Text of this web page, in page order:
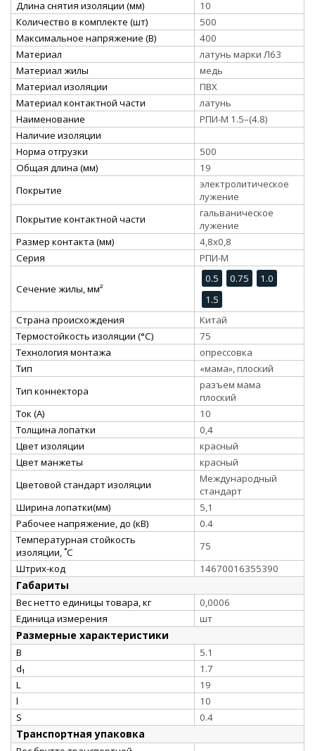
Длина снятия изоляции (мм)
10
Количество в комплекте (шт)
500
Максимальное напряжение (В)
400
Материал
латунь марки Л63
Материал жилы
медь
Материал изоляции
ПВХ
Материал контактной части
латунь
Наименование
РПИ-М 1.5–(4.8)
Наличие изоляции
Норма отгрузки
500
Общая длина (мм)
19
Покрытие
электролитическое
лужение
Покрытие контактной части
гальваническое
лужение
Размер контакта (мм)
4,8x0,8
Серия
РПИ-М
Сечение жилы, мм²
0.5 0.75
1.0
1.5
Страна происхождения
Китай
Термостойкость изоляции (°C)
75
Технология монтажа
опрессовка
Тип
«мама», плоский
Тип коннектора
разъем мама
плоский
Ток (А)
10
Толщина лопатки
0,4
Цвет изоляции
красный
Цвет манжеты
красный
Цветовой стандарт изоляции
Международный
стандарт
Ширина лопатки(мм)
5,1
Рабочее напряжение, до (кВ)
0.4
Температурная стойкость
изоляции, ˚С
75
Штрих-код
14670016355390
Габариты
Вес нетто единицы товара, кг
0,0006
Единица измерения
шт
Размерные характеристики
B
5.1
d₁
1.7
L
19
l
10
S
0.4
Транспортная упаковка